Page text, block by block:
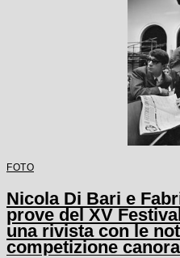
FOTO
Nicola Di Bari e
prove del XV
una rivista con le
competizione canora